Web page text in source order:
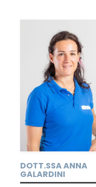
DOTT.SSA ANNA
GALARDINI